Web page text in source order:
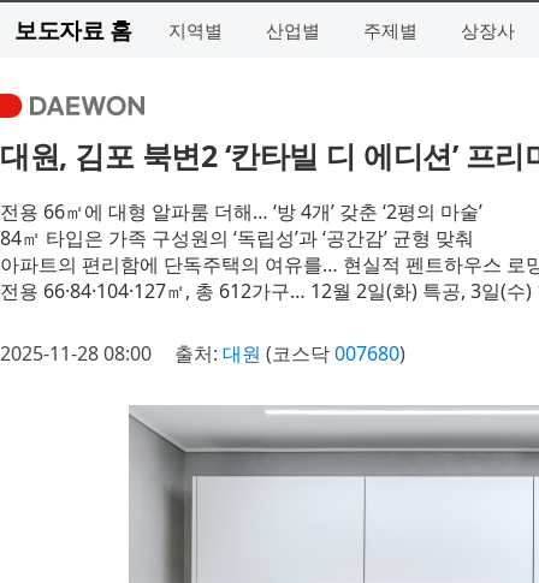
보도자료 홈 지역별 산업별 주제별 상장사
대원, 김포 북변2 ‘칸타빌 디 에디션’ 프
전용 66㎡에 대형 알파룸 더해… ‘방 4개’ 갖춘 ‘2평의 마술’
84㎡ 타입은 가족 구성원의 ‘독립성’과 ‘공간감’ 균형 맞춰
아파트의 편리함에 단독주택의 여유를… 현실적 펜트하우스 로
전용 66·84·104·127㎡, 총 612가구… 12월 2일(화) 특공, 3일(수)
2025-11-28 08:00 출처: 대원 (코스닥007680)